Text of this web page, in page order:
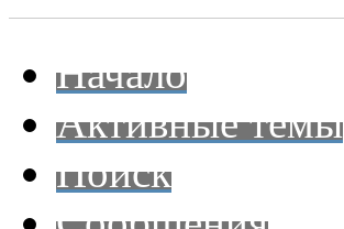
Начало
Активные темы
Поиск